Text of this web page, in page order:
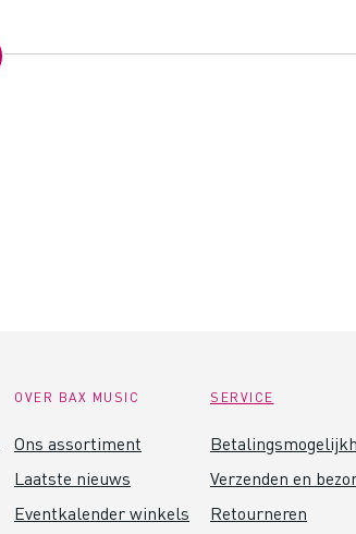
OVER BAX MUSIC
Ons assortiment
Laatste nieuws
Eventkalender winkels
SERVICE
Verzenden en
Retourneren